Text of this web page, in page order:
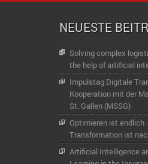
NEUESTE
Solving complex
the help of artificial
Impulstag Digitale
Kooperation mit der
St. Gallen (MSSG)
Optimieren ist endlich
Transformation ist
Artificial Intelligence